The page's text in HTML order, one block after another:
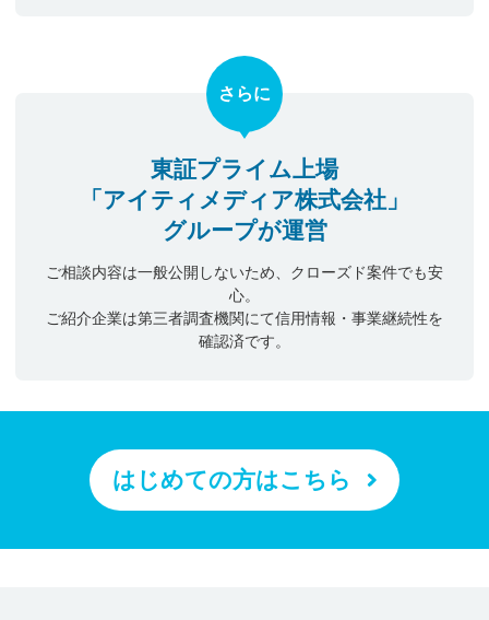
さらに
東証プライム上場
「アイティメディア株式会社」
グループが運営
ご相談内容は一般公開しないため、クローズド案件でも安
心。
ご紹介企業は第三者調査機関にて信用情報・事業継続性を
確認済です。
はじめての方はこちら